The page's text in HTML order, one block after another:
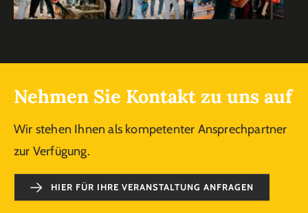
Nehmen Sie Kontakt zu uns auf
Wir stehen Ihnen als kompetenter Ansprechpartner
zur Verfügung.
HIER FÜR IHRE VERANSTALTUNG ANFRAGEN